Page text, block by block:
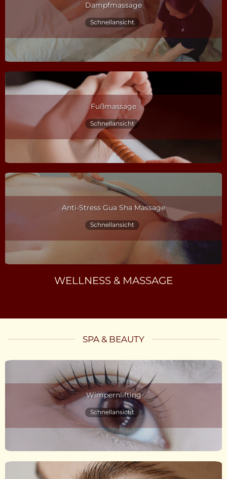
Dampfmassage
Schnellansicht
Fußmassage
Schnellansicht
Anti-Stress Gua Sha Massage
Schnellansicht
WELLNESS & MASSAGE
SPA & BEAUTY
Wimpernlifting
Schnellansicht